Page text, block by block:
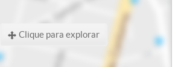
Clique para explorar